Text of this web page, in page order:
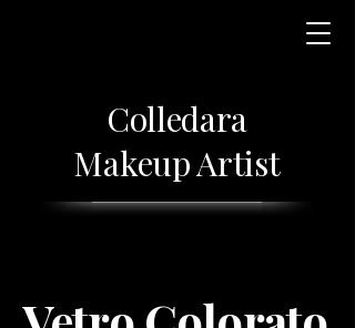
Colledara
Makeup Artist